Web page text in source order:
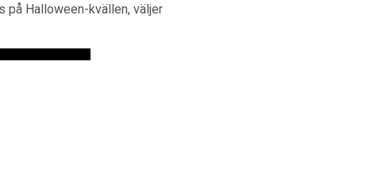
på Halloween-kvällen, väljer